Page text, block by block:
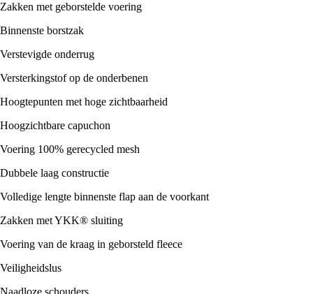
Zakken met geborstelde voering
Binnenste borstzak
Verstevigde onderrug
Versterkingstof op de onderbenen
Hoogtepunten met hoge zichtbaarheid
Hoogzichtbare capuchon
Voering 100% gerecycled mesh
Dubbele laag constructie
Volledige lengte binnenste flap aan de voorkant
Zakken met YKK® sluiting
Voering van de kraag in geborsteld fleece
Veiligheidslus
Naadloze schouders